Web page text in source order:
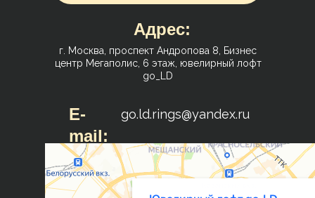
Адрес:
г. Москва, проспект Андропова 8, Бизнес
центр Мегаполис, 6 этаж, ювелирный лофт
go_LD
E-
mail:
go.ld.rings@yandex.ru